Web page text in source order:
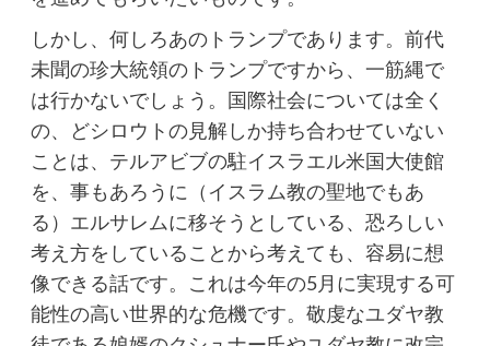
しかし、何しろあのトランプであります。前代
未聞の珍大統領のトランプですから、一筋縄で
は行かないでしょう。国際社会については全く
の、どシロウトの見解しか持ち合わせていない
ことは、テルアビブの駐イスラエル米国大使館
を、事もあろうに（イスラム教の聖地でもあ
る）エルサレムに移そうとしている、恐ろしい
考え方をしていることから考えても、容易に想
像できる話です。これは今年の5月に実現する可
能性の高い世界的な危機です。敬虔なユダヤ教